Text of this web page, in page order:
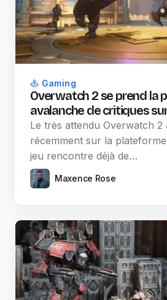
Gaming
Overwatch 2 se prend la
avalanche de critiques
Le très attendu Overwatch 2
récemment sur la
jeu rencontre déjà de…
Maxence Rose